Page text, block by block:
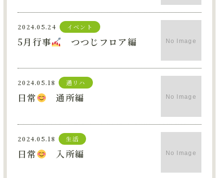
2024.05.24 イベント
5月行事 つつじフロア編
2024.05.18 通リハ
日常 通所編
2024.05.18 生活
日常 入所編